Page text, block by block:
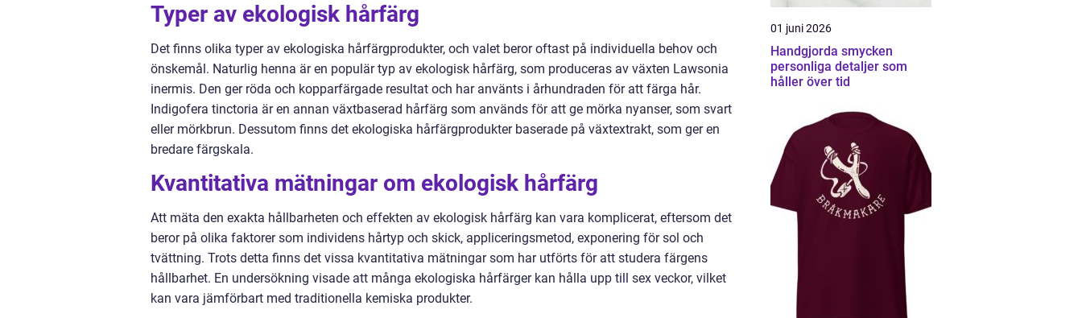
Typer av ekologisk hårfärg
Det finns olika typer av ekologiska hårfärgprodukter, och valet beror oftast på individuella behov och
önskemål. Naturlig henna är en populär typ av ekologisk hårfärg, som produceras av växten Lawsonia
inermis. Den ger röda och kopparfärgade resultat och har använts i århundraden för att färga hår.
Indigofera tinctoria är en annan växtbaserad hårfärg som används för att ge mörka nyanser, som svart
eller mörkbrun. Dessutom finns det ekologiska hårfärgprodukter baserade på växtextrakt, som ger en
bredare färgskala.
Kvantitativa mätningar om ekologisk hårfärg
Att mäta den exakta hållbarheten och effekten av ekologisk hårfärg kan vara komplicerat, eftersom det
beror på olika faktorer som individens hårtyp och skick, appliceringsmetod, exponering för sol och
tvättning. Trots detta finns det vissa kvantitativa mätningar som har utförts för att studera färgens
hållbarhet. En undersökning visade att många ekologiska hårfärger kan hålla upp till sex veckor, vilket
kan vara jämförbart med traditionella kemiska produkter.
01 juni 2026
Handgjorda smycken
personliga detaljer som
håller över tid